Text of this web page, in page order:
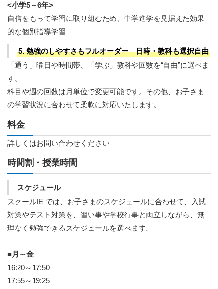
<小学5～6年>
自信をもって学習に取り組むため、中学進学を見据えた効果
的な個別指導学習
5. 勉強のしやすさもフルオーダー 日時・教科も選択自由
「通う」曜日や時間帯、「学ぶ」教科や回数を“自由”に選べま
す。
科目や週の回数は月単位で変更可能です。その他、お子さま
の学習状況に合わせて柔軟に対応いたします。
料金
詳しくはお問い合わせください
時間割・授業時間
スケジュール
スクールIE では、お子さまのスケジュールに合わせて、入試
対策やテスト対策を、習い事や学校行事と両立しながら、無
理なく勉強できるスケジュールを選べます。
■月～金
16:20～17:50
17:55～19:25